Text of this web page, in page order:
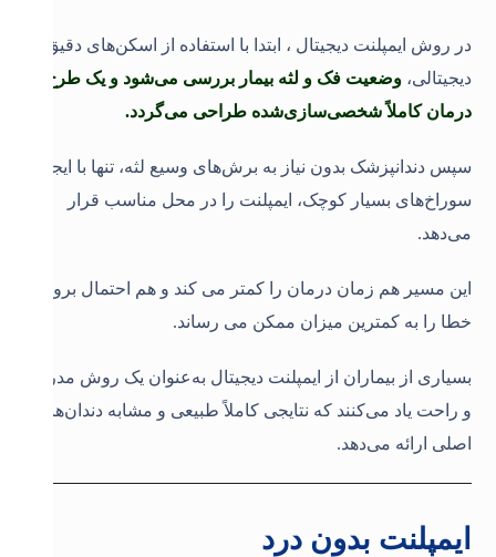
در روش ایمپلنت دیجیتال ، ابتدا با استفاده از اسکن‌های دقیق
دیجیتالی،وضعیت فک و لثه بیمار بررسی می‌شود و یک طرح
درمان کاملاً شخصی‌سازی‌شده طراحی می‌گردد.
سپس دندانپزشک بدون نیاز به برش‌های وسیع لثه، تنها با ایجاد
سوراخ‌های بسیار کوچک، ایمپلنت را در محل مناسب قرار
می‌دهد.
این مسیر هم زمان درمان را کمتر می کند و هم احتمال بروز
خطا را به کمترین میزان ممکن می رساند.
بسیاری از بیماران از ایمپلنت دیجیتال به‌عنوان یک روش مدرن
و راحت یاد می‌کنند که نتایجی کاملاً طبیعی و مشابه دندان‌های
اصلی ارائه می‌دهد.
ایمپلنت بدون درد